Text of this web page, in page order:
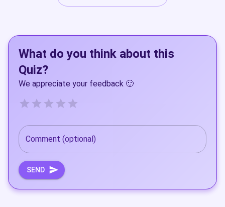
What do you think about this
Quiz?
We appreciate your feedback 🙂
Comment (optional)
SEND